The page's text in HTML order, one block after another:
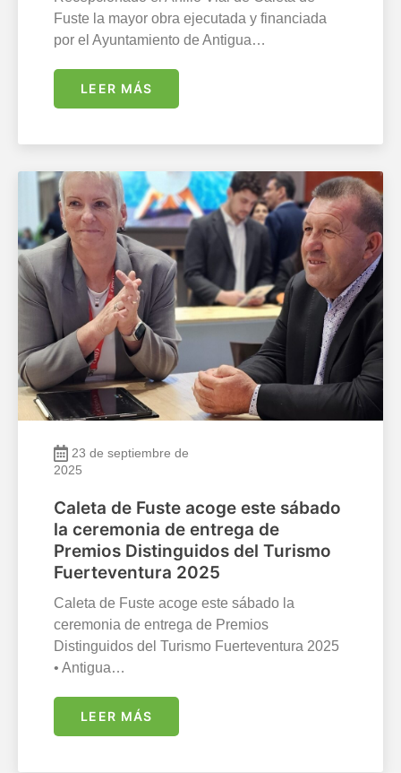
Fuste la mayor obra ejecutada y financiada
por el Ayuntamiento de Antigua…
LEER MÁS
23 de septiembre de
2025
Caleta de Fuste acoge este sábado
la ceremonia de entrega de
Premios Distinguidos del Turismo
Fuerteventura 2025
Caleta de Fuste acoge este sábado la
ceremonia de entrega de Premios
Distinguidos del Turismo Fuerteventura 2025
• Antigua…
LEER MÁS